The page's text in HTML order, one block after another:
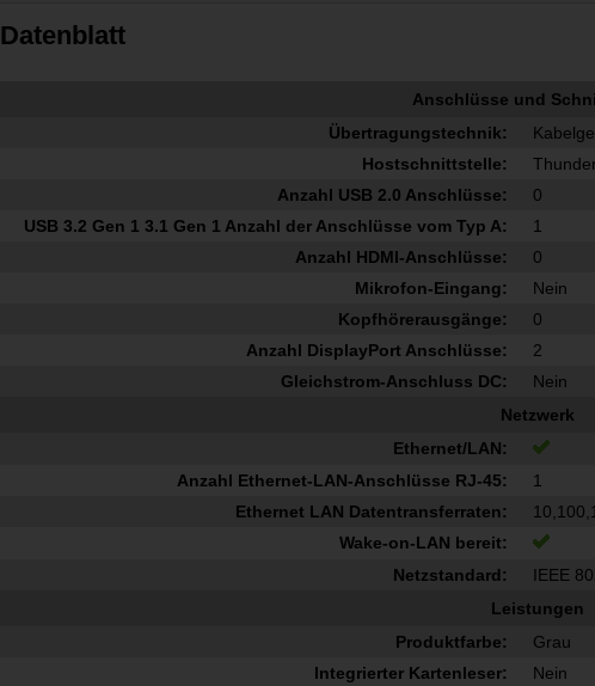
Datenblatt
Anschlüsse und
Übertragungstechnik:
Hostschnittstelle:
Anzahl USB 2.0 Anschlüsse:
0
USB 3.2 Gen 1 3.1 Gen 1 Anzahl der Anschlüsse vom Typ A:
1
Anzahl HDMI-Anschlüsse:
0
Mikrofon-Eingang:
Nein
Kopfhörerausgänge:
0
Anzahl DisplayPort Anschlüsse:
2
Gleichstrom-Anschluss DC:
Nein
Netzwerk
Ethernet/LAN:
Anzahl Ethernet-LAN-Anschlüsse RJ-45:
1
Ethernet LAN Datentransferraten:
Wake-on-LAN bereit:
Netzstandard:
IEEE
Leistungen
Produktfarbe:
Grau
Integrierter Kartenleser:
Nein